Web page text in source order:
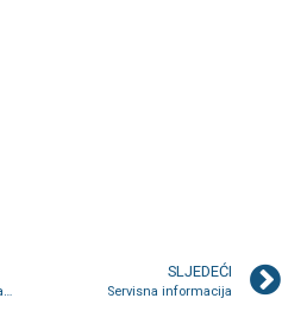
Upravitelj: Na zgradi T35 zamjena oluka
SLJEDEĆI
Servisna informacija